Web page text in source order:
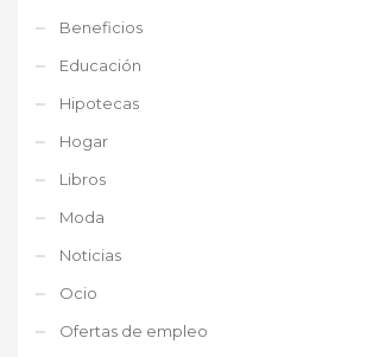
Beneficios
Educación
Hipotecas
Hogar
Libros
Moda
Noticias
Ocio
Ofertas de empleo